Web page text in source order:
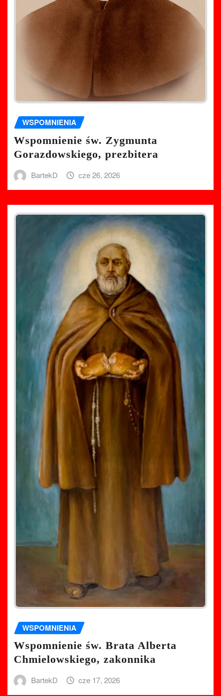
WSPOMNIENIA
Wspomnienie św. Zygmunta
Gorazdowskiego, prezbitera
BartekD cze 26, 2026
WSPOMNIENIA
Wspomnienie św. Brata Alberta
Chmielowskiego, zakonnika
BartekD cze 17, 2026